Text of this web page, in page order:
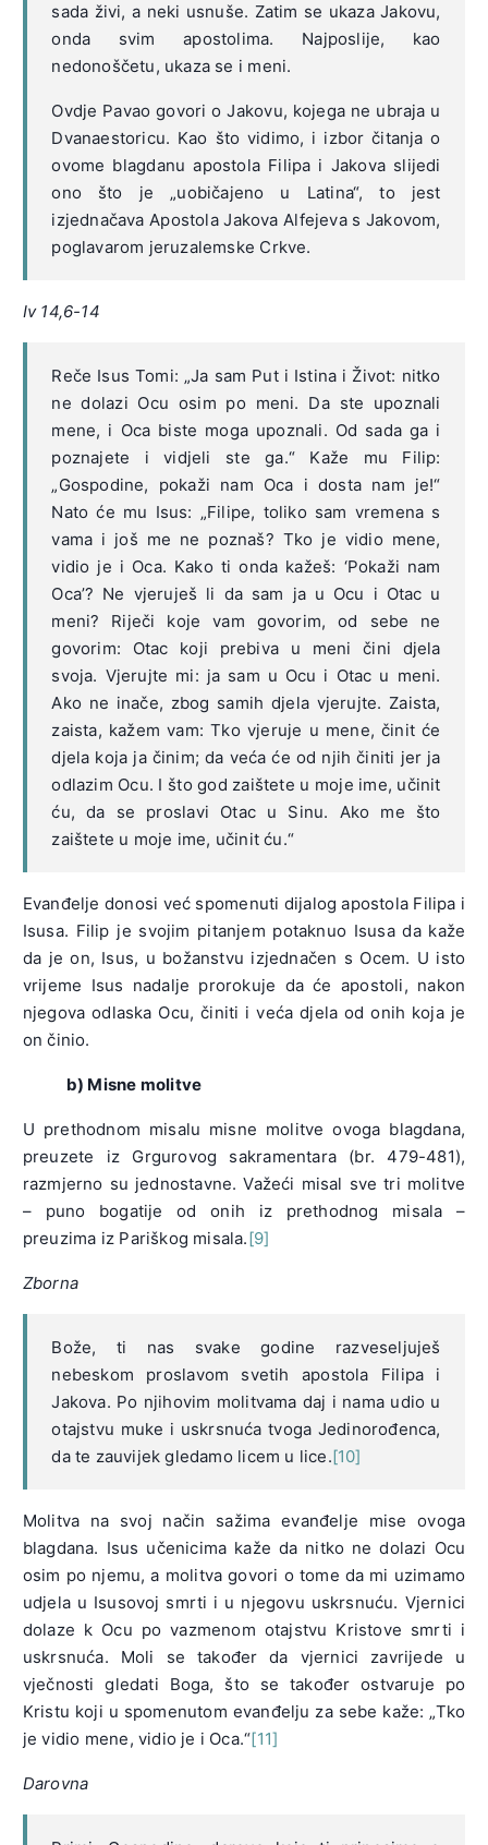
sada živi, a neki usnuše. Zatim se ukaza Jakovu,
onda svim apostolima. Najposlije, kao
nedonoščetu, ukaza se i meni.
Ovdje Pavao govori o Jakovu, kojega ne ubraja u
Dvanaestoricu. Kao što vidimo, i izbor čitanja o
ovome blagdanu apostola Filipa i Jakova slijedi
ono što je „uobičajeno u Latina“, to jest
izjednačava Apostola Jakova Alfejeva s Jakovom,
poglavarom jeruzalemske Crkve.
Iv 14,6-14
Reče Isus Tomi: „Ja sam Put i Istina i Život: nitko
ne dolazi Ocu osim po meni. Da ste upoznali
mene, i Oca biste moga upoznali. Od sada ga i
poznajete i vidjeli ste ga.“ Kaže mu Filip:
„Gospodine, pokaži nam Oca i dosta nam je!“
Nato će mu Isus: „Filipe, toliko sam vremena s
vama i još me ne poznaš? Tko je vidio mene,
vidio je i Oca. Kako ti onda kažeš: ‘Pokaži nam
Oca’? Ne vjeruješ li da sam ja u Ocu i Otac u
meni? Riječi koje vam govorim, od sebe ne
govorim: Otac koji prebiva u meni čini djela
svoja. Vjerujte mi: ja sam u Ocu i Otac u meni.
Ako ne inače, zbog samih djela vjerujte. Zaista,
zaista, kažem vam: Tko vjeruje u mene, činit će
djela koja ja činim; da veća će od njih činiti jer ja
odlazim Ocu. I što god zaištete u moje ime, učinit
ću, da se proslavi Otac u Sinu. Ako me što
zaištete u moje ime, učinit ću.“
Evanđelje donosi već spomenuti dijalog apostola Filipa i
Isusa. Filip je svojim pitanjem potaknuo Isusa da kaže
da je on, Isus, u božanstvu izjednačen s Ocem. U isto
vrijeme Isus nadalje prorokuje da će apostoli, nakon
njegova odlaska Ocu, činiti i veća djela od onih koja je
on činio.
b) Misne molitve
U prethodnom misalu misne molitve ovoga blagdana,
preuzete iz Grgurovog sakramentara (br. 479-481),
razmjerno su jednostavne. Važeći misal sve tri molitve
– puno bogatije od onih iz prethodnog misala –
preuzima iz Pariškog misala.[9]
Zborna
Bože, ti nas svake godine razveseljuješ
nebeskom proslavom svetih apostola Filipa i
Jakova. Po njihovim molitvama daj i nama udio u
otajstvu muke i uskrsnuća tvoga Jedinorođenca,
da te zauvijek gledamo licem u lice.[10]
Molitva na svoj način sažima evanđelje mise ovoga
blagdana. Isus učenicima kaže da nitko ne dolazi Ocu
osim po njemu, a molitva govori o tome da mi uzimamo
udjela u Isusovoj smrti i u njegovu uskrsnuću. Vjernici
dolaze k Ocu po vazmenom otajstvu Kristove smrti i
uskrsnuća. Moli se također da vjernici zavrijede u
vječnosti gledati Boga, što se također ostvaruje po
Kristu koji u spomenutom evanđelju za sebe kaže: „Tko
je vidio mene, vidio je i Oca.“[11]
Darovna